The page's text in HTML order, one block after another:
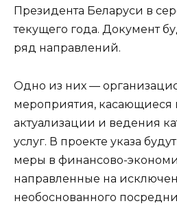
Президента Беларуси в
текущего года. Документ
ряд направлений.
Одно из них —
мероприятия, касающиеся
актуализации и ведения
услуг. В проекте указа
меры в финансово-
направленные на
необоснованного